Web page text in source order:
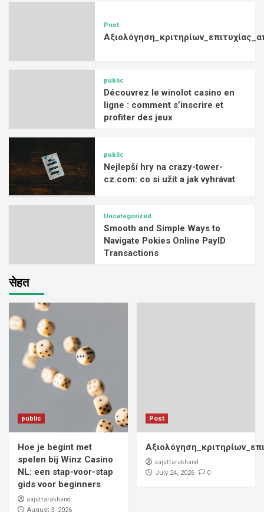
Post
public
Découvrez le winolot casino en
ligne : comment s’inscrire et
profiter des jeux
public
Nejlepší hry na crazy-tower-
cz.com: co si užít a jak vyhrávat
Uncategorized
Smooth and Simple Ways to
Navigate Pokies Online PayID
Transactions
सेहत
public
Hoe je begint met
spelen bij Winz Casino
NL: een stap-voor-stap
gids voor beginners
aajuttarakhand
August 3, 2026
Post
aajuttarakhand
July 24, 2026 0